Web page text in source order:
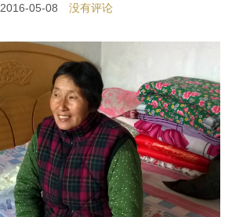
2016-05-08 没有评论